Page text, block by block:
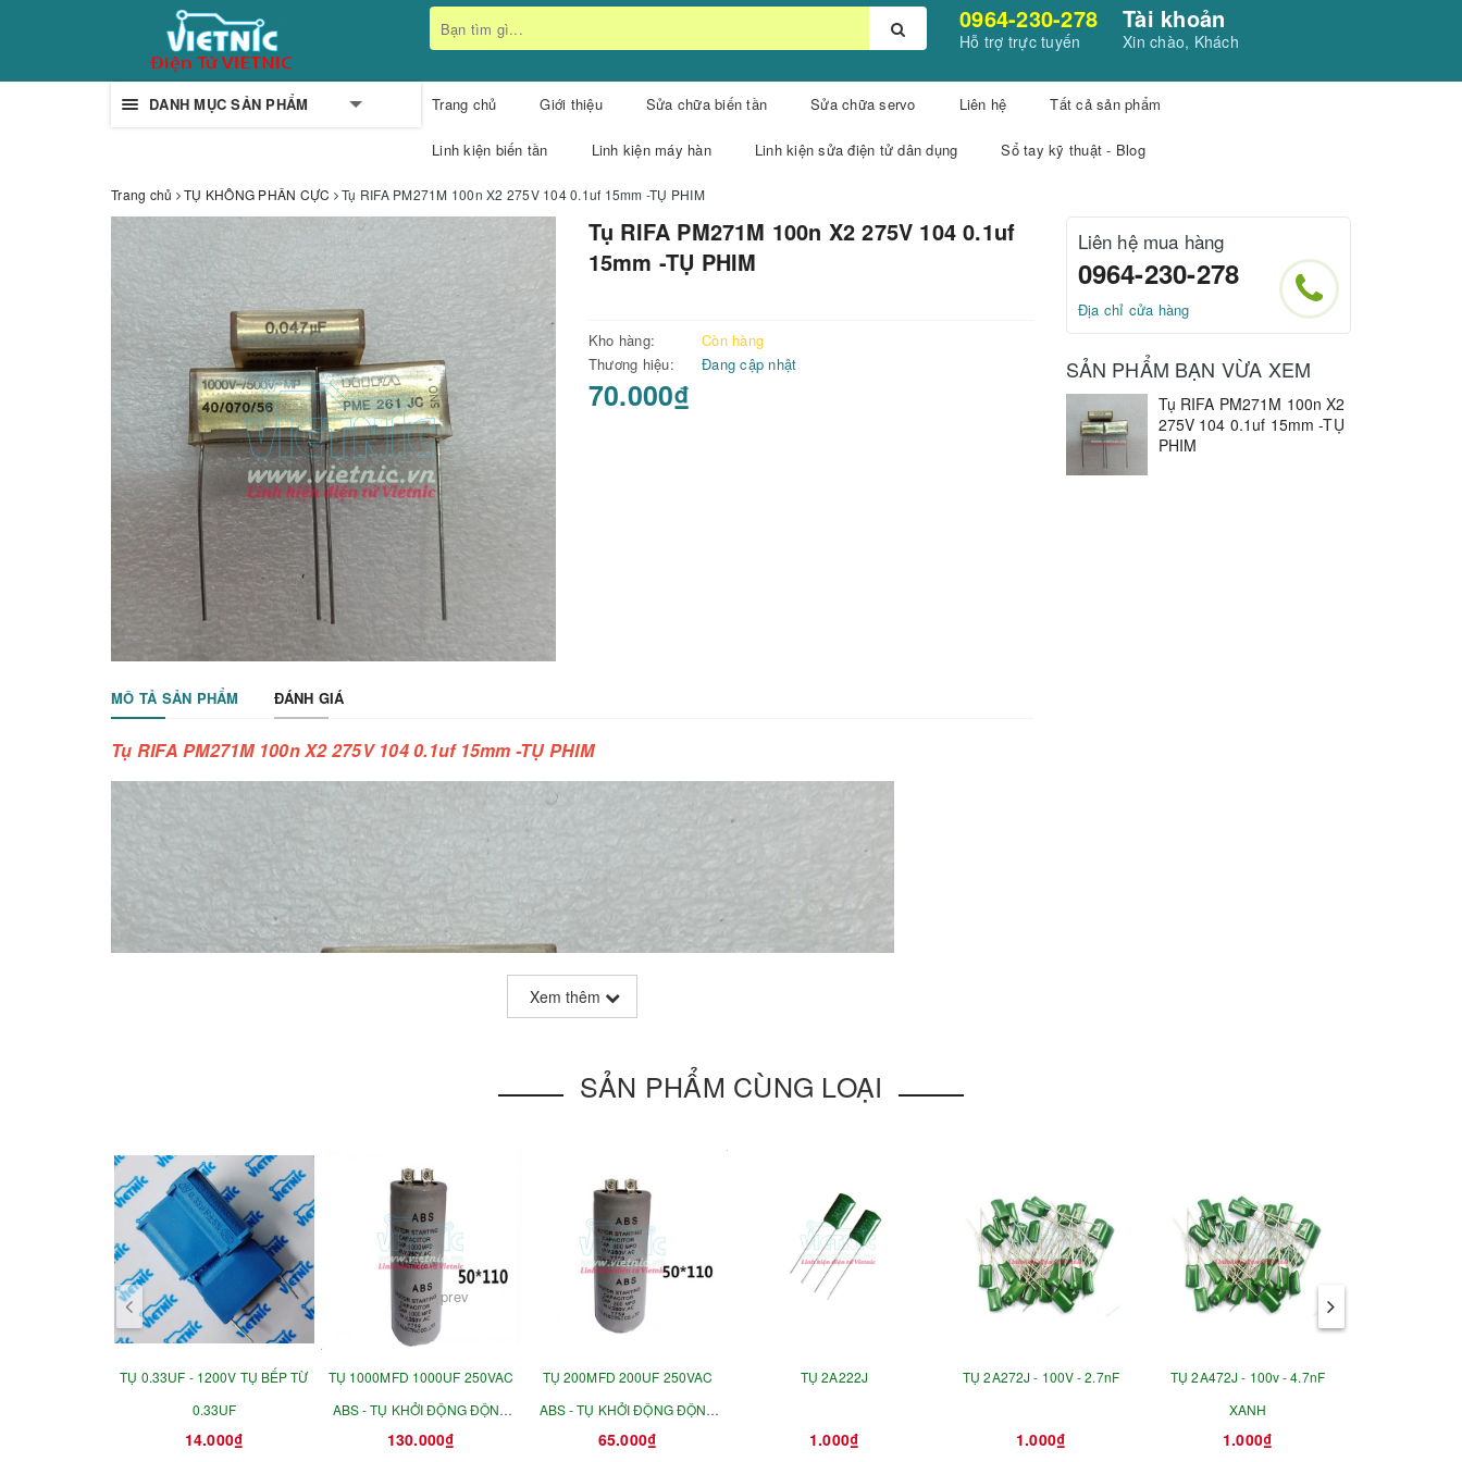
0964-230-278
Hỗ trợ trực tuyến
Tài khoản
Xin chào, Khách
DANH MỤC SẢN PHẨM Trang chủ Giới thiệu Sửa chữa biến tần Sửa chữa servo Liên hệ Tất cả sản phẩm
Linh kiện biến tần Linh kiện máy hàn Linh kiện sửa điện tử dân dụng Sổ tay kỹ thuật - Blog
Trang chủ TỤ KHÔNG PHÂN CỰC Tụ RIFA PM271M 100n X2 275V 104 0.1uf 15mm -TỤ PHIM
Tụ RIFA PM271M 100n X2 275V 104 0.1uf
15mm -TỤ PHIM
Kho hàng:
Còn hàng
Thương hiệu:
Đang cập nhật
70.000₫
MÔ TẢ SẢN PHẨM ĐÁNH GIÁ
Tụ RIFA PM271M 100n X2 275V 104 0.1uf 15mm -TỤ PHIM
Xem thêm
Liên hệ mua hàng
0964-230-278
Địa chỉ cửa hàng
SẢN PHẨM BẠN VỪA XEM
Tụ RIFA PM271M 100n X2
275V 104 0.1uf 15mm -TỤ
PHIM
SẢN PHẨM CÙNG LOẠI
TỤ 0.33UF - 1200V TỤ BẾP TỪ
0.33UF
14.000₫
TỤ 1000MFD 1000UF 250VAC
ABS - TỤ KHỞI ĐỘNG ĐỘNG
CƠ 50X110MM
130.000₫
TỤ 200MFD 200UF 250VAC
ABS - TỤ KHỞI ĐỘNG ĐỘNG
CƠ 42X70MM
65.000₫
TỤ 2A222J
1.000₫
TỤ 2A272J - 100V - 2.7nF
1.000₫
TỤ 2A472J - 100v - 4.7nF
XANH
1.000₫
prev